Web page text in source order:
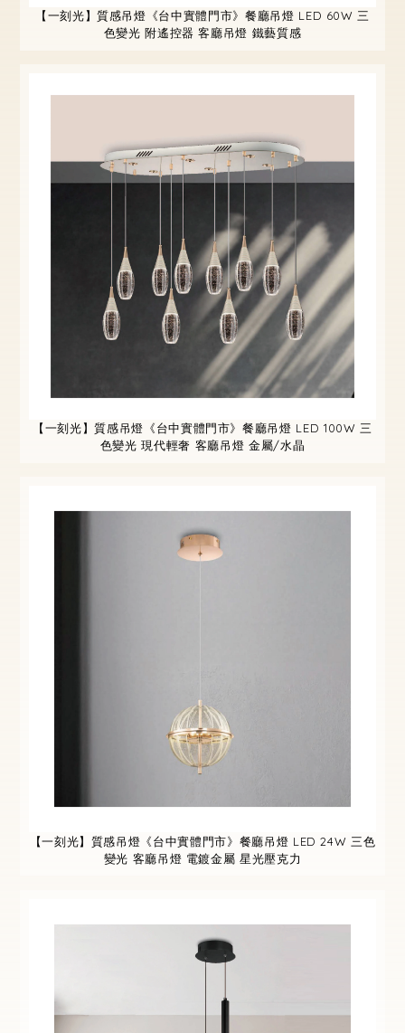
【一刻光】質感吊燈《台中實體門市》餐廳吊燈 LED 60W 三
色變光 附遙控器 客廳吊燈 鐵藝質感
【一刻光】質感吊燈《台中實體門市》餐廳吊燈 LED 100W 三
色變光 現代輕奢 客廳吊燈 金屬/水晶
【一刻光】質感吊燈《台中實體門市》餐廳吊燈 LED 24W 三色
變光 客廳吊燈 電鍍金屬 星光壓克力